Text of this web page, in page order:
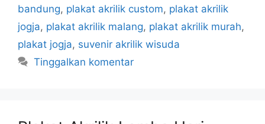
bandung, plakat akrilik custom, plakat akrilik
jogja, plakat akrilik malang, plakat akrilik murah,
plakat jogja, suvenir akrilik wisuda
Tinggalkan komentar